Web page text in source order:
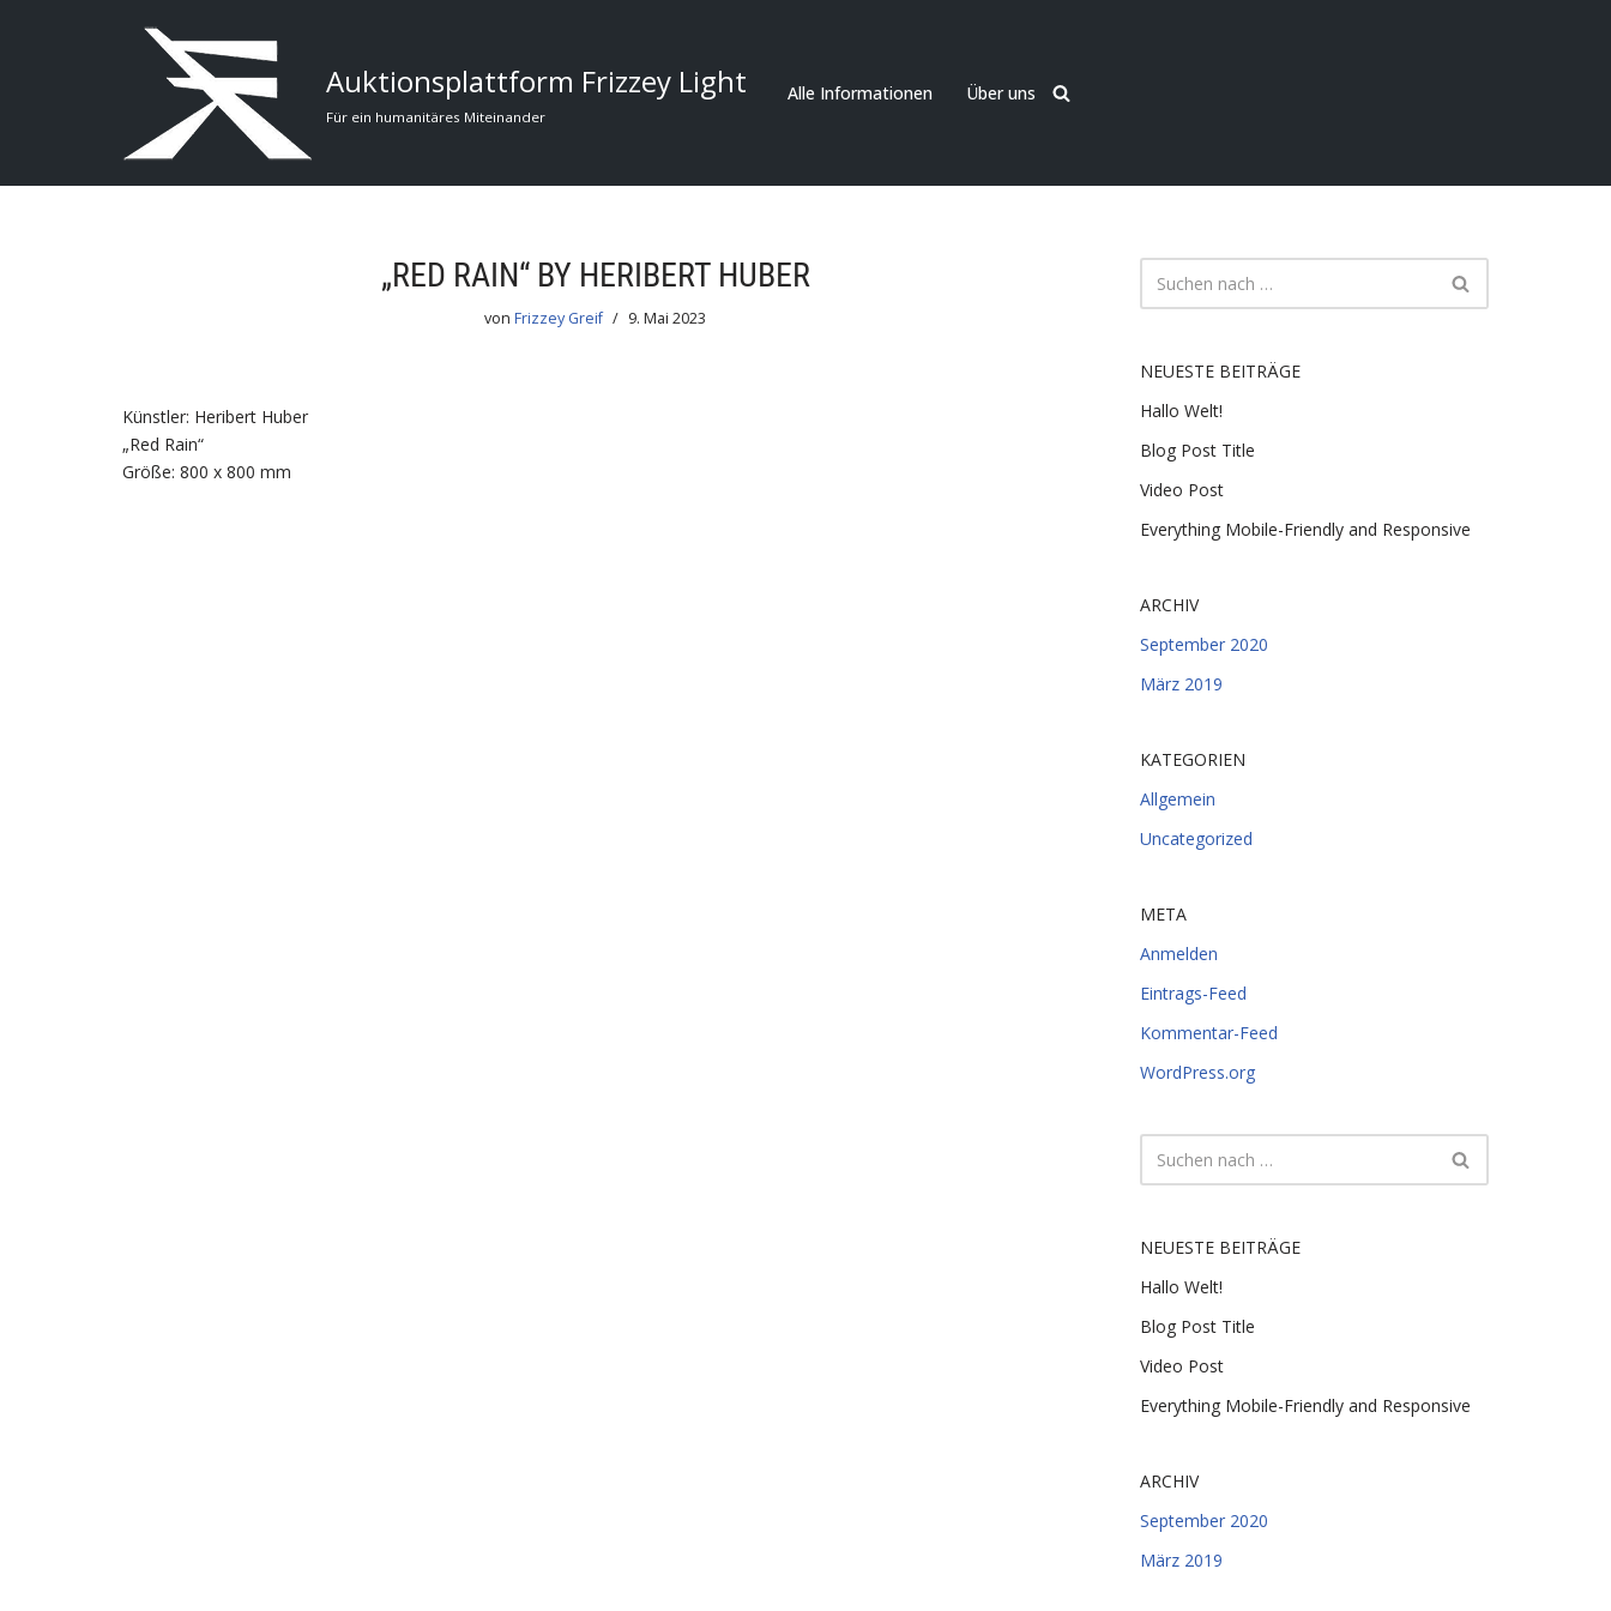
Auktionsplattform Frizzey Light
Für ein humanitäres Miteinander
Alle Informationen Über uns
„RED RAIN“ BY HERIBERT HUBER
von Frizzey Greif 9. Mai 2023
Künstler: Heribert Huber
„Red Rain“
Größe: 800 x 800 mm
NEUESTE BEITRÄGE
Hallo Welt!
Blog Post Title
Video Post
Everything Mobile-Friendly and Responsive
ARCHIV
September 2020
März 2019
KATEGORIEN
Allgemein
Uncategorized
META
Anmelden
Eintrags-Feed
Kommentar-Feed
WordPress.org
NEUESTE BEITRÄGE
Hallo Welt!
Blog Post Title
Video Post
Everything Mobile-Friendly and Responsive
ARCHIV
September 2020
März 2019